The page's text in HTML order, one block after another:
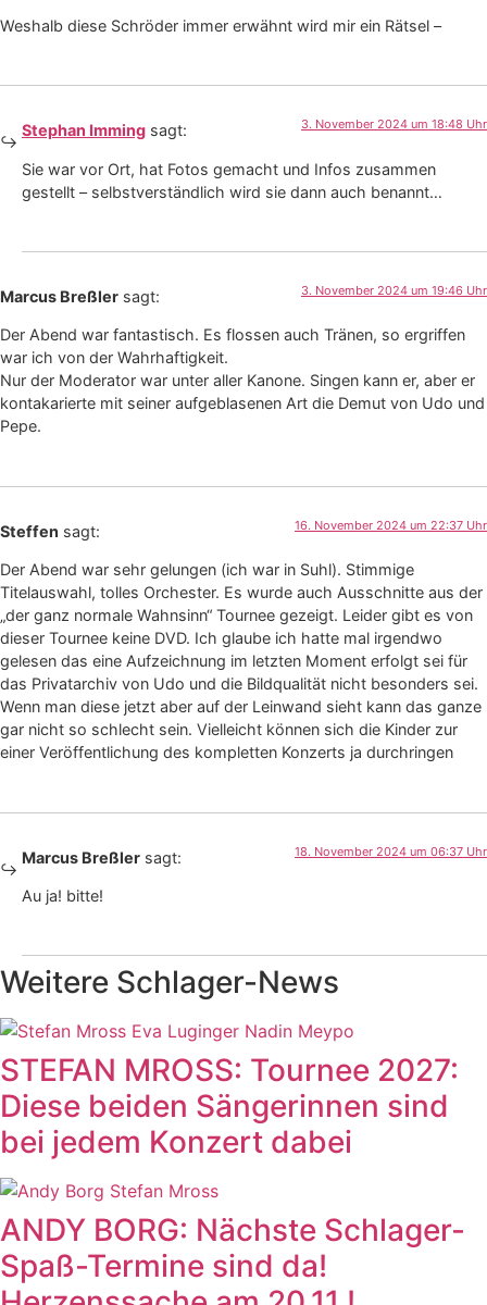
Weshalb diese Schröder immer erwähnt wird mir ein Rätsel –
Stephan Imming sagt: 3. November 2024 um 18:48 Uhr
Sie war vor Ort, hat Fotos gemacht und Infos zusammen
gestellt – selbstverständlich wird sie dann auch benannt…
Marcus Breßler sagt: 3. November 2024 um 19:46 Uhr
Der Abend war fantastisch. Es flossen auch Tränen, so ergriffen
war ich von der Wahrhaftigkeit.
Nur der Moderator war unter aller Kanone. Singen kann er, aber er
kontakarierte mit seiner aufgeblasenen Art die Demut von Udo und
Pepe.
Steffen sagt: 16. November 2024 um 22:37 Uhr
Der Abend war sehr gelungen (ich war in Suhl). Stimmige
Titelauswahl, tolles Orchester. Es wurde auch Ausschnitte aus der
„der ganz normale Wahnsinn“ Tournee gezeigt. Leider gibt es von
dieser Tournee keine DVD. Ich glaube ich hatte mal irgendwo
gelesen das eine Aufzeichnung im letzten Moment erfolgt sei für
das Privatarchiv von Udo und die Bildqualität nicht besonders sei.
Wenn man diese jetzt aber auf der Leinwand sieht kann das ganze
gar nicht so schlecht sein. Vielleicht können sich die Kinder zur
einer Veröffentlichung des kompletten Konzerts ja durchringen
Marcus Breßler sagt: 18. November 2024 um 06:37 Uhr
Au ja! bitte!
Weitere Schlager-News
STEFAN MROSS: Tournee 2027:
Diese beiden Sängerinnen sind
bei jedem Konzert dabei
ANDY BORG: Nächste Schlager-
Spaß-Termine sind da!